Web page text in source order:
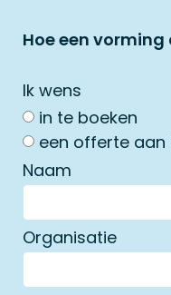
Hoe een
Ik wens
in te boeken
een offerte aan
Naam
Organisatie